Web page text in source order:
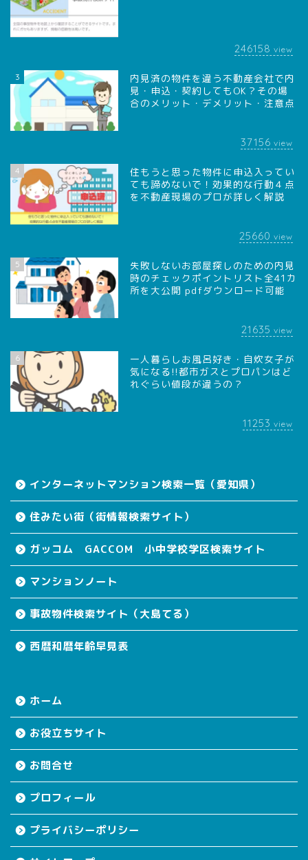
246158 view
3
内見済の物件を違う不動産会社で内
見・申込・契約してもOK？その場
合のメリット・デメリット・注意点
37156 view
4
住もうと思った物件に申込入ってい
ても諦めないで！効果的な行動４点
を不動産現場のプロが詳しく解説
25660 view
5
失敗しないお部屋探しのための内見
時のチェックポイントリスト全41カ
所を大公開 pdfダウンロード可能
21635 view
6
一人暮らしお風呂好き・自炊女子が
気になる!!都市ガスとプロパンはど
れぐらい値段が違うの？
11253 view
インターネットマンション検索一覧（愛知県）
住みたい街（街情報検索サイト）
ガッコム GACCOM 小中学校学区検索サイト
マンションノート
事故物件検索サイト（大島てる）
西暦和暦年齢早見表
ホーム
お役立ちサイト
お問合せ
プロフィール
プライバシーポリシー